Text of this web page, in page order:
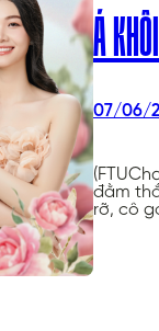
Á
07/06/
đằm
rỡ, cô